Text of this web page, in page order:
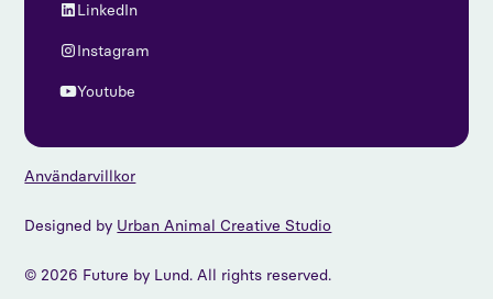
LinkedIn
Instagram
Youtube
© 2026 Future by Lund. All rights reserved.
Designed by Urban Animal Creative Studio
Användarvillkor